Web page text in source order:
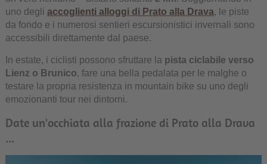
uno degli accoglienti alloggi di Prato alla Drava, le piste
da fondo e i numerosi sentieri escursionistici invernali sono
accessibili direttamente dal paese.
In estate, i ciclisti possono sfruttare la pista ciclabile verso
Lienz o Brunico, fare una bella pedalata per le malghe o
testare la propria resistenza in mountain bike su uno degli
emozionanti tour nei dintorni.
Date un'occhiata alla frazione di Prato alla Drava
...